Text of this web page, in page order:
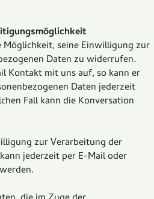
seine Einwilligung zur
Daten zu widerrufen.
Kontakt mit uns auf, so kann er
Daten jederzeit
Fall kann die Konversation
zur Verarbeitung der
jederzeit per E-Mail oder